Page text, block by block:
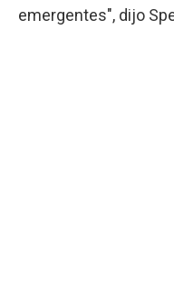
emergentes", dijo